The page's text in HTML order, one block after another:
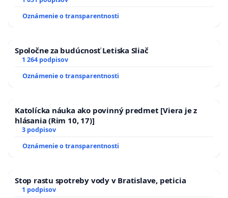
Oznámenie o transparentnosti
Spoločne za budúcnosť Letiska Sliač
1 264 podpisov
Oznámenie o transparentnosti
Katolícka náuka ako povinný predmet [Viera je z
hlásania (Rim 10, 17)]
3 podpisov
Oznámenie o transparentnosti
Stop rastu spotreby vody v Bratislave, peticia
1 podpisov